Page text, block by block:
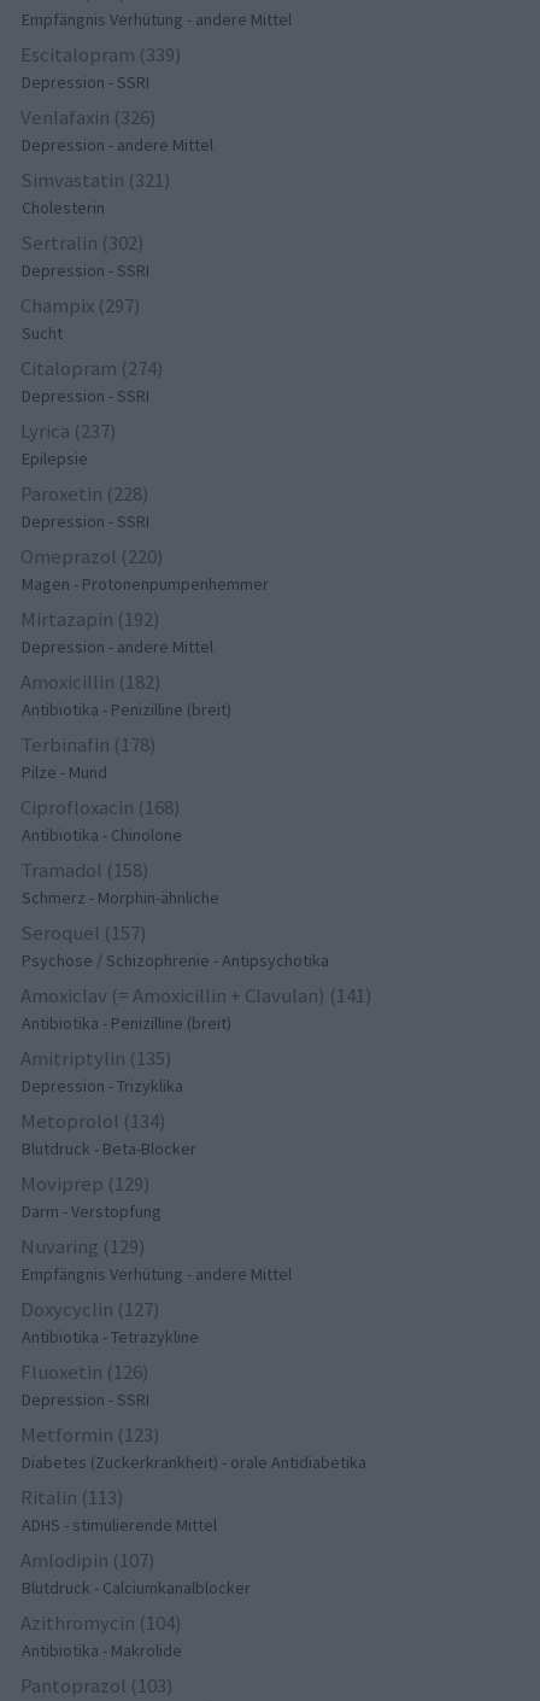
Empfängnis Verhütung - andere Mittel
Escitalopram (339)
Depression - SSRI
Venlafaxin (326)
Depression - andere Mittel
Simvastatin (321)
Cholesterin
Sertralin (302)
Depression - SSRI
Champix (297)
Sucht
Citalopram (274)
Depression - SSRI
Lyrica (237)
Epilepsie
Paroxetin (228)
Depression - SSRI
Omeprazol (220)
Magen - Protonenpumpenhemmer
Mirtazapin (192)
Depression - andere Mittel
Amoxicillin (182)
Antibiotika - Penizilline (breit)
Terbinafin (178)
Pilze - Mund
Ciprofloxacin (168)
Antibiotika - Chinolone
Tramadol (158)
Schmerz - Morphin-ähnliche
Seroquel (157)
Psychose / Schizophrenie - Antipsychotika
Amoxiclav (= Amoxicillin + Clavulan) (141)
Antibiotika - Penizilline (breit)
Amitriptylin (135)
Depression - Trizyklika
Metoprolol (134)
Blutdruck - Beta-Blocker
Moviprep (129)
Darm - Verstopfung
Nuvaring (129)
Empfängnis Verhütung - andere Mittel
Doxycyclin (127)
Antibiotika - Tetrazykline
Fluoxetin (126)
Depression - SSRI
Metformin (123)
Diabetes (Zuckerkrankheit) - orale Antidiabetika
Ritalin (113)
ADHS - stimulierende Mittel
Amlodipin (107)
Blutdruck - Calciumkanalblocker
Azithromycin (104)
Antibiotika - Makrolide
Pantoprazol (103)